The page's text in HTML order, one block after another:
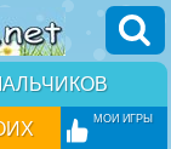
МОИ ИГРЫ